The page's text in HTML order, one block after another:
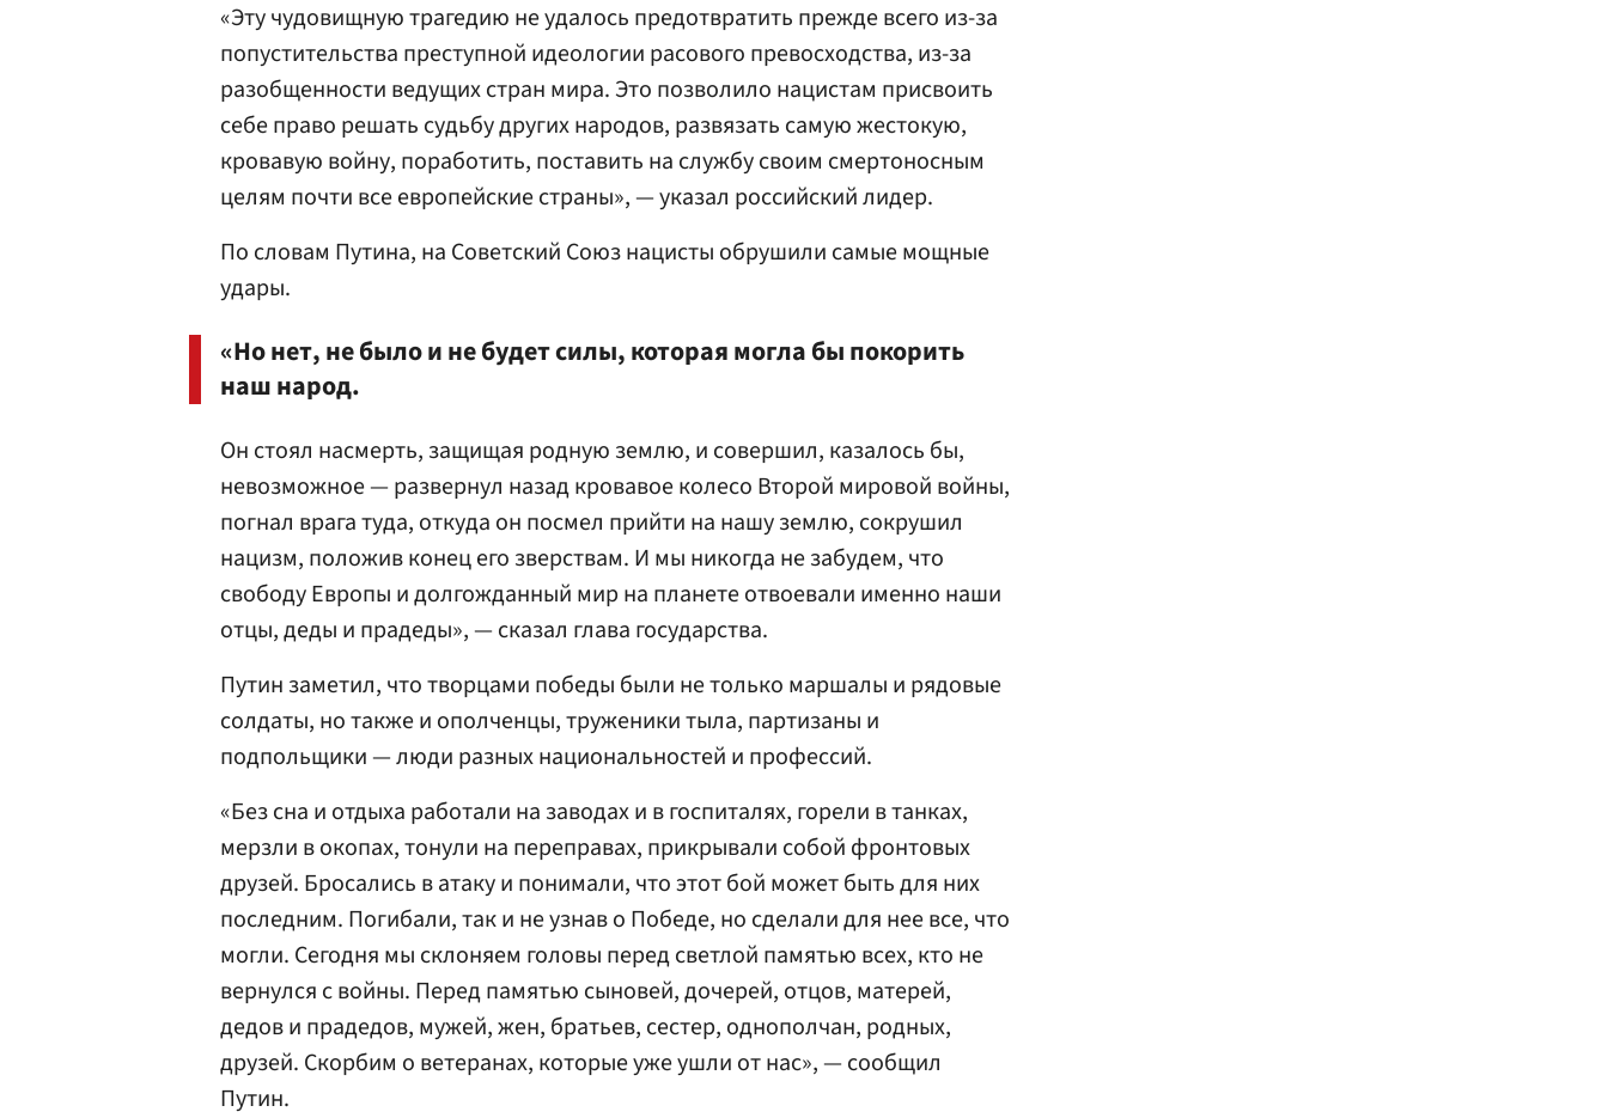
«Эту чудовищную трагедию не удалось предотвратить прежде всего из-за
попустительства преступной идеологии расового превосходства, из-за
разобщенности ведущих стран мира. Это позволило нацистам присвоить
себе право решать судьбу других народов, развязать самую жестокую,
кровавую войну, поработить, поставить на службу своим смертоносным
целям почти все европейские страны», — указал российский лидер.
По словам Путина, на Советский Союз нацисты обрушили самые мощные
удары.
«Но нет, не было и не будет силы, которая могла бы покорить
наш народ.
Он стоял насмерть, защищая родную землю, и совершил, казалось бы,
невозможное — развернул назад кровавое колесо Второй мировой войны,
погнал врага туда, откуда он посмел прийти на нашу землю, сокрушил
нацизм, положив конец его зверствам. И мы никогда не забудем, что
свободу Европы и долгожданный мир на планете отвоевали именно наши
отцы, деды и прадеды», — сказал глава государства.
Путин заметил, что творцами победы были не только маршалы и рядовые
солдаты, но также и ополченцы, труженики тыла, партизаны и
подпольщики — люди разных национальностей и профессий.
«Без сна и отдыха работали на заводах и в госпиталях, горели в танках,
мерзли в окопах, тонули на переправах, прикрывали собой фронтовых
друзей. Бросались в атаку и понимали, что этот бой может быть для них
последним. Погибали, так и не узнав о Победе, но сделали для нее все, что
могли. Сегодня мы склоняем головы перед светлой памятью всех, кто не
вернулся с войны. Перед памятью сыновей, дочерей, отцов, матерей,
дедов и прадедов, мужей, жен, братьев, сестер, однополчан, родных,
друзей. Скорбим о ветеранах, которые уже ушли от нас», — сообщил
Путин.